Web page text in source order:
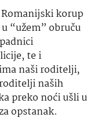
korup
“užem” obruču
te i
naši roditelji,
naših
preko noći ušli u
opstanak.